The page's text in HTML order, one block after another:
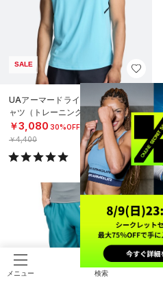
メニュー 検索
SALE
UAアーマードライ スリーブレス シ
ャツ（トレーニング/MEN）
￥3,080 30%OFF
￥4,400